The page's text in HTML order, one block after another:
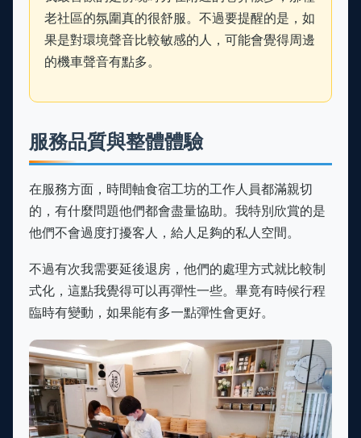
老社區的氛圍真的很舒服。不過要提醒的是，如
果是對環境聲音比較敏感的人，可能會覺得周邊
的機車聲音有點多。
服務品質與整體體驗
在服務方面，時間軸食宿工坊的工作人員都滿親切
的，有什麼問題他們都會盡量協助。我特別欣賞的是
他們不會過度打擾客人，給人足夠的私人空間。
不過有次我需要延後退房，他們的處理方式就比較制
式化，這點我覺得可以再彈性一些。畢竟有時候行程
臨時有變動，如果能有多一點彈性會更好。